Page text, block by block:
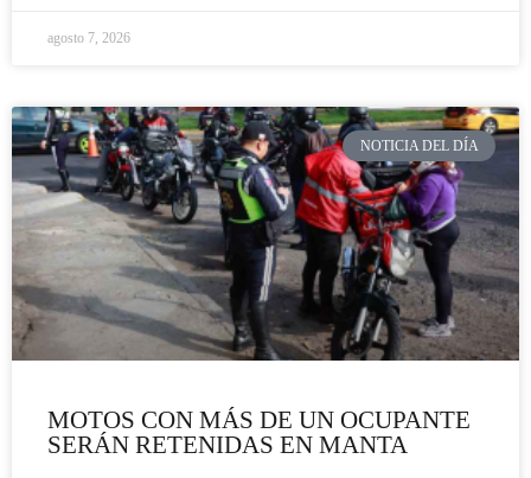
agosto 7, 2026
NOTICIA DEL DÍA
MOTOS CON MÁS DE UN OCUPANTE
SERÁN RETENIDAS EN MANTA